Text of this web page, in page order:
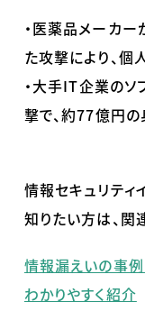
・医薬品メーカ
た攻撃により、
・大手IT企業のソ
撃で、約77億円の
情報セキュリティ
知りたい方は、関
情報漏えいの事
わかりやすく紹介